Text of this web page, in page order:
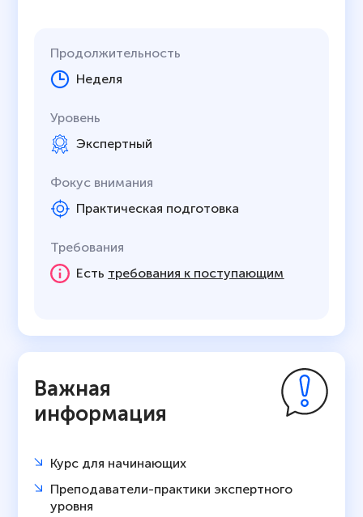
Продолжительность
Неделя
Уровень
Экспертный
Фокус внимания
Практическая подготовка
Требования
Есть требования к поступающим
Важная
информация
Курс для начинающих
Преподаватели-практики экспертного
уровня